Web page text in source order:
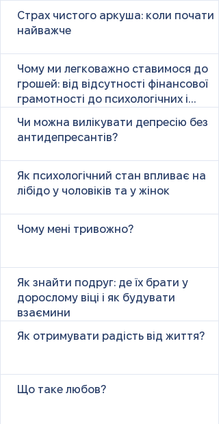
Страх чистого аркуша: коли почати
найважче
Чому ми легковажно ставимося до
грошей: від відсутності фінансової
грамотності до психологічних і
Чи можна вилікувати депресію без
антидепресантів?
Як психологічний стан впливає на
лібідо у чоловіків та у жінок
Чому мені тривожно?
Як знайти подруг: де їх брати у
дорослому віці і як будувати
взаємини
Як отримувати радість від життя?
Що таке любов?